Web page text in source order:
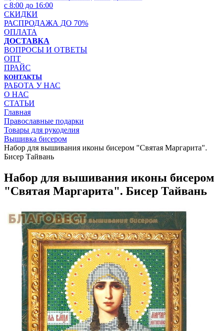
с 8:00 до 16:00
СКИДКИ
РАСПРОДАЖА ДО 70%
ОПЛАТА
ДОСТАВКА
ВОПРОСЫ И ОТВЕТЫ
ОПТ
ПРАЙС
КОНТАКТЫ
РАБОТА У НАС
О НАС
СТАТЬИ
Главная
Православные подарки
Товары для рукоделия
Вышивка бисером
Набор для вышивания иконы бисером "Святая Маргарита".
Бисер Тайвань
Набор для вышивания иконы бисером
"Святая Маргарита". Бисер Тайвань